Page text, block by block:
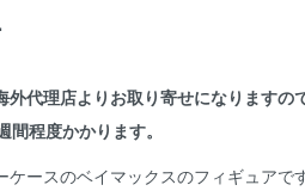
外代理店よりお取り寄せになりますの
間程度かかります。
ースのベイマックスのフィギュアです